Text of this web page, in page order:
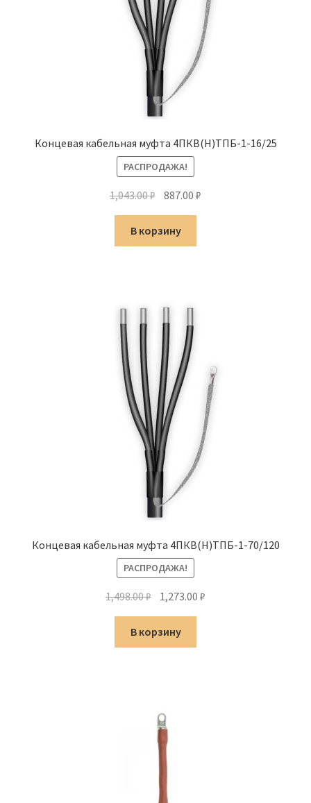
Концевая кабельная муфта 4ПКВ(Н)ТПБ-1-16/25
РАСПРОДАЖА!
1,043.00₽ Первоначальная
составляла
1,043.00 ₽.
887.00₽
В корзину
Концевая кабельная муфта 4ПКВ(Н)ТПБ-1-70/120
РАСПРОДАЖА!
1,498.00₽ Первоначальная
цена
составляла
1,498.00 ₽.
1,273.00₽
В корзину